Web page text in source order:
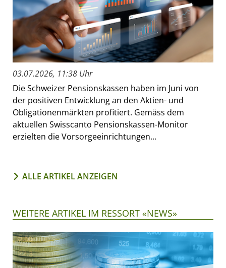
03.07.2026, 11:38 Uhr
Die Schweizer Pensionskassen haben im Juni von
der positiven Entwicklung an den Aktien- und
Obligationenmärkten profitiert. Gemäss dem
aktuellen Swisscanto Pensionskassen-Monitor
erzielten die Vorsorgeeinrichtungen...
ALLE ARTIKEL ANZEIGEN
WEITERE ARTIKEL IM RESSORT «NEWS»